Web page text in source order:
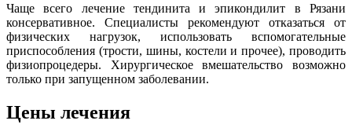
Чаще всего лечение тендинита и эпикондилит в Рязани
консервативное. Специалисты рекомендуют отказаться от
физических нагрузок, использовать вспомогательные
приспособления (трости, шины, костели и прочее), проводить
физиопроцедеры. Хирургическое вмешательство возможно
только при запущенном заболевании.
Цены лечения